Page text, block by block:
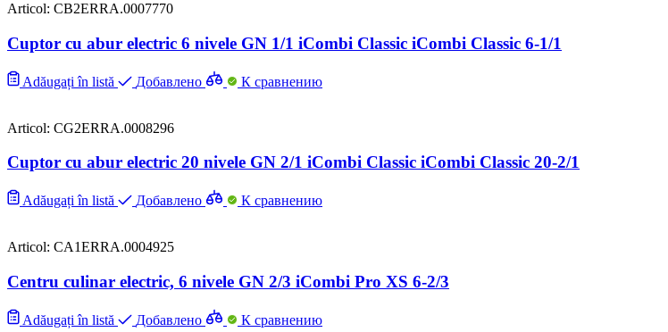
Articol: CB2ERRA.0007770
Cuptor cu abur electric 6 nivele GN 1/1 iCombi Classic iCombi Classic 6-1/1
Adăugați în listă Добавлено К сравнению
Articol: CG2ERRA.0008296
Cuptor cu abur electric 20 nivele GN 2/1 iCombi Classic iCombi Classic 20-2/1
Adăugați în listă Добавлено К сравнению
Articol: CA1ERRA.0004925
Centru culinar electric, 6 nivele GN 2/3 iCombi Pro XS 6-2/3
Adăugați în listă Добавлено К сравнению